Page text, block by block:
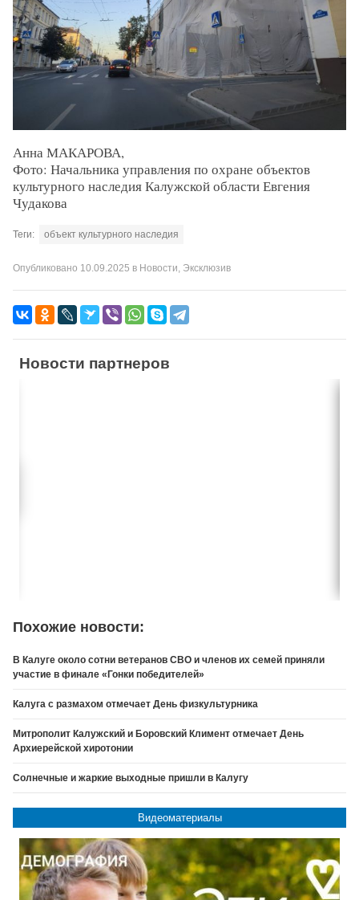
Анна МАКАРОВА,
Фото: Начальника управления по охране объектов
культурного наследия Калужской области Евгения
Чудакова
Теги: объект культурного наследия
Опубликовано 10.09.2025 в Новости Эксклюзив
Новости партнеров
Похожие новости:
В Калуге около сотни ветеранов СВО и членов их семей приняли
участие в финале «Гонки победителей»
Калуга с размахом отмечает День физкультурника
Митрополит Калужский и Боровский Климент отмечает День
Архиерейской хиротонии
Солнечные и жаркие выходные пришли в Калугу
Видеоматериалы